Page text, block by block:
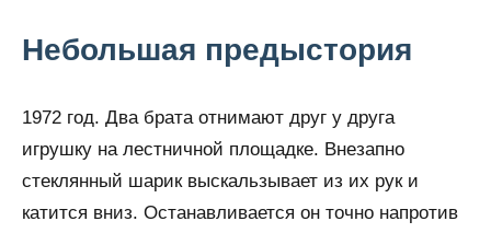
Небольшая предыстория
1972 год. Два брата отнимают друг у друга
игрушку на лестничной площадке. Внезапно
стеклянный шарик выскальзывает из их рук и
катится вниз. Останавливается он точно напротив